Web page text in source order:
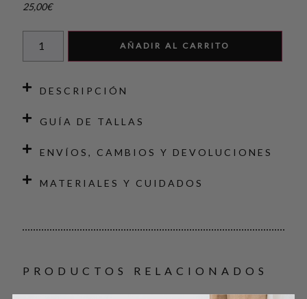
25,00€
AÑADIR AL CARRITO
DESCRIPCIÓN
GUÍA DE TALLAS
ENVÍOS, CAMBIOS Y DEVOLUCIONES
MATERIALES Y CUIDADOS
PRODUCTOS RELACIONADOS